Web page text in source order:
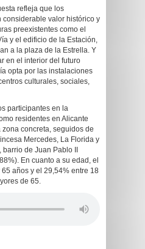
refleja que los
valor histórico y
preexistentes como el
y el edificio de la Estación,
a la plaza de la Estrella. Y
en el interior del futuro
opta por las instalaciones
culturales, sociales,
participantes en la
residentes en Alicante
concreta, seguidos de
Mercedes, La Florida y
de Juan Pablo II
En cuanto a su edad, el
años y el 29,54% entre 18
de 65.